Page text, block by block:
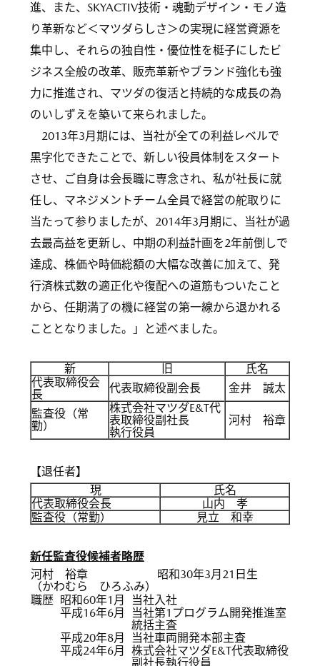
進、また、SKYACTIV技術・魂動デザイン・モノ造
り革新など＜マツダらしさ＞の実現に経営資源を
集中し、それらの独自性・優位性を梃子にしたビ
ジネス全般の改革、販売革新やブランド強化も強
力に推進され、マツダの復活と持続的な成長の為
のいしずえを築いて来られました。
2013年3月期には、当社が全ての利益レベルで
黒字化できたことで、新しい役員体制をスタート
させ、ご自身は会長職に専念され、私が社長に就
任し、マネジメントチーム全員で経営の舵取りに
当たって参りましたが、2014年3月期に、当社が過
去最高益を更新し、中期の利益計画を2年前倒しで
達成、株価や時価総額の大幅な改善に加えて、発
行済株式数の適正化や復配への道筋もついたこと
から、任期満了の機に経営の第一線から退かれる
こととなりました。」と述べました。
新 旧
氏名
代表取締役会
長
代表取締役副会長
金井 誠太
監査役（常
勤）
株式会社マツダE&T代
表取締役副社長
執行役員
河村 裕章
【退任者】
現
氏名
代表取締役会長
山内 孝
監査役（常勤）
見立 和幸
新任監査役候補者略歴
河村 裕章
（かわむら ひろふみ）
昭和30年3月21日生
職歴 昭和60年1月
当社入社
平成16年6月
当社第1プログラム開発推進室
統括主査
平成20年8月
当社車両開発本部主査
平成24年6月
株式会社マツダE&T代表取締役
副社長執行役員